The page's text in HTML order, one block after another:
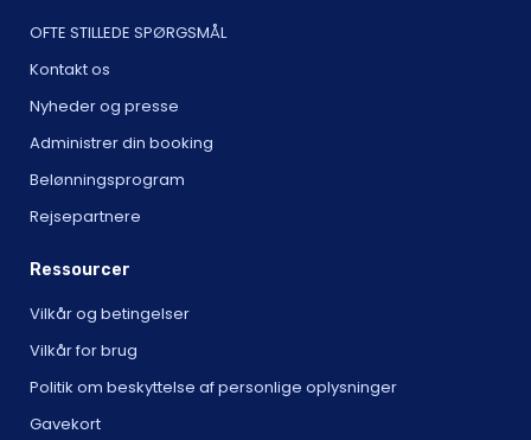
OFTE STILLEDE SPØRGSMÅL
Kontakt os
Nyheder og presse
Administrer din booking
Belønningsprogram
Rejsepartnere
Ressourcer
Vilkår og betingelser
Vilkår for brug
Politik om beskyttelse af personlige oplysninger
Gavekort